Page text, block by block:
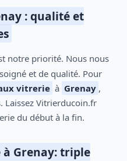
: qualité et
et de qualité. Pour
vitrerie à Grenay ,
Laissez Vitrierducoin.fr
du début à la fin.
Grenay: triple